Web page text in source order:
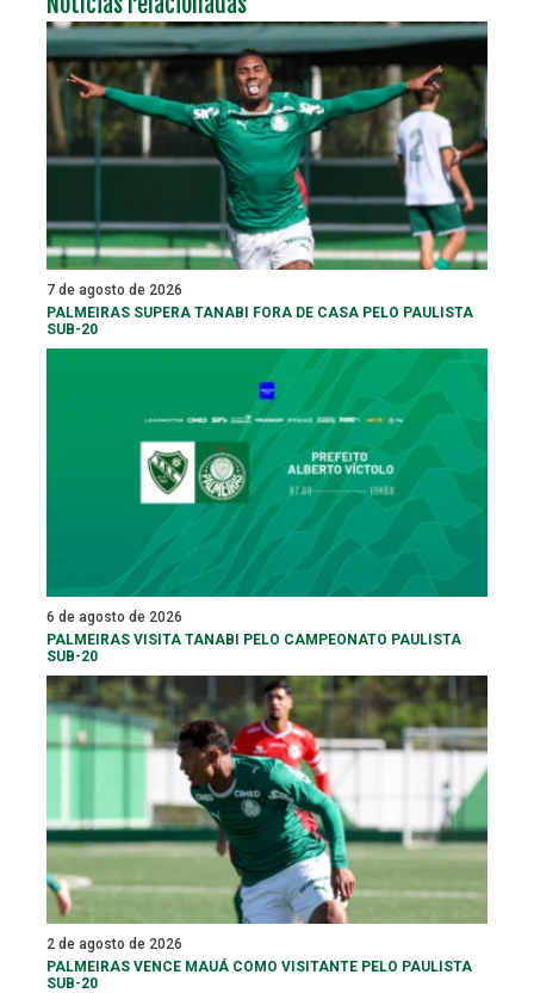
7 de agosto de 2026
PALMEIRAS SUPERA TANABI FORA DE CASA PELO PAULISTA
SUB-20
6 de agosto de 2026
PALMEIRAS VISITA TANABI PELO CAMPEONATO PAULISTA
SUB-20
2 de agosto de 2026
PALMEIRAS VENCE MAUÁ COMO VISITANTE PELO PAULISTA
SUB-20